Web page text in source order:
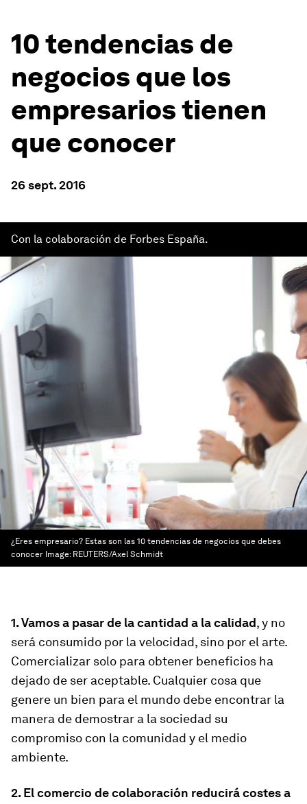
10 tendencias de
negocios que los
empresarios tienen
que conocer
26 sept. 2016
Con la colaboración de Forbes España.
¿Eres empresario? Estas son las 10 tendencias de negocios que debes
conocer Image: REUTERS/Axel Schmidt
1. Vamos a pasar de la cantidad a la calidad, y no
será consumido por la velocidad, sino por el arte.
Comercializar solo para obtener beneficios ha
dejado de ser aceptable. Cualquier cosa que
genere un bien para el mundo debe encontrar la
manera de demostrar a la sociedad su
compromiso con la comunidad y el medio
ambiente.
2. El comercio de colaboración reducirá costes a